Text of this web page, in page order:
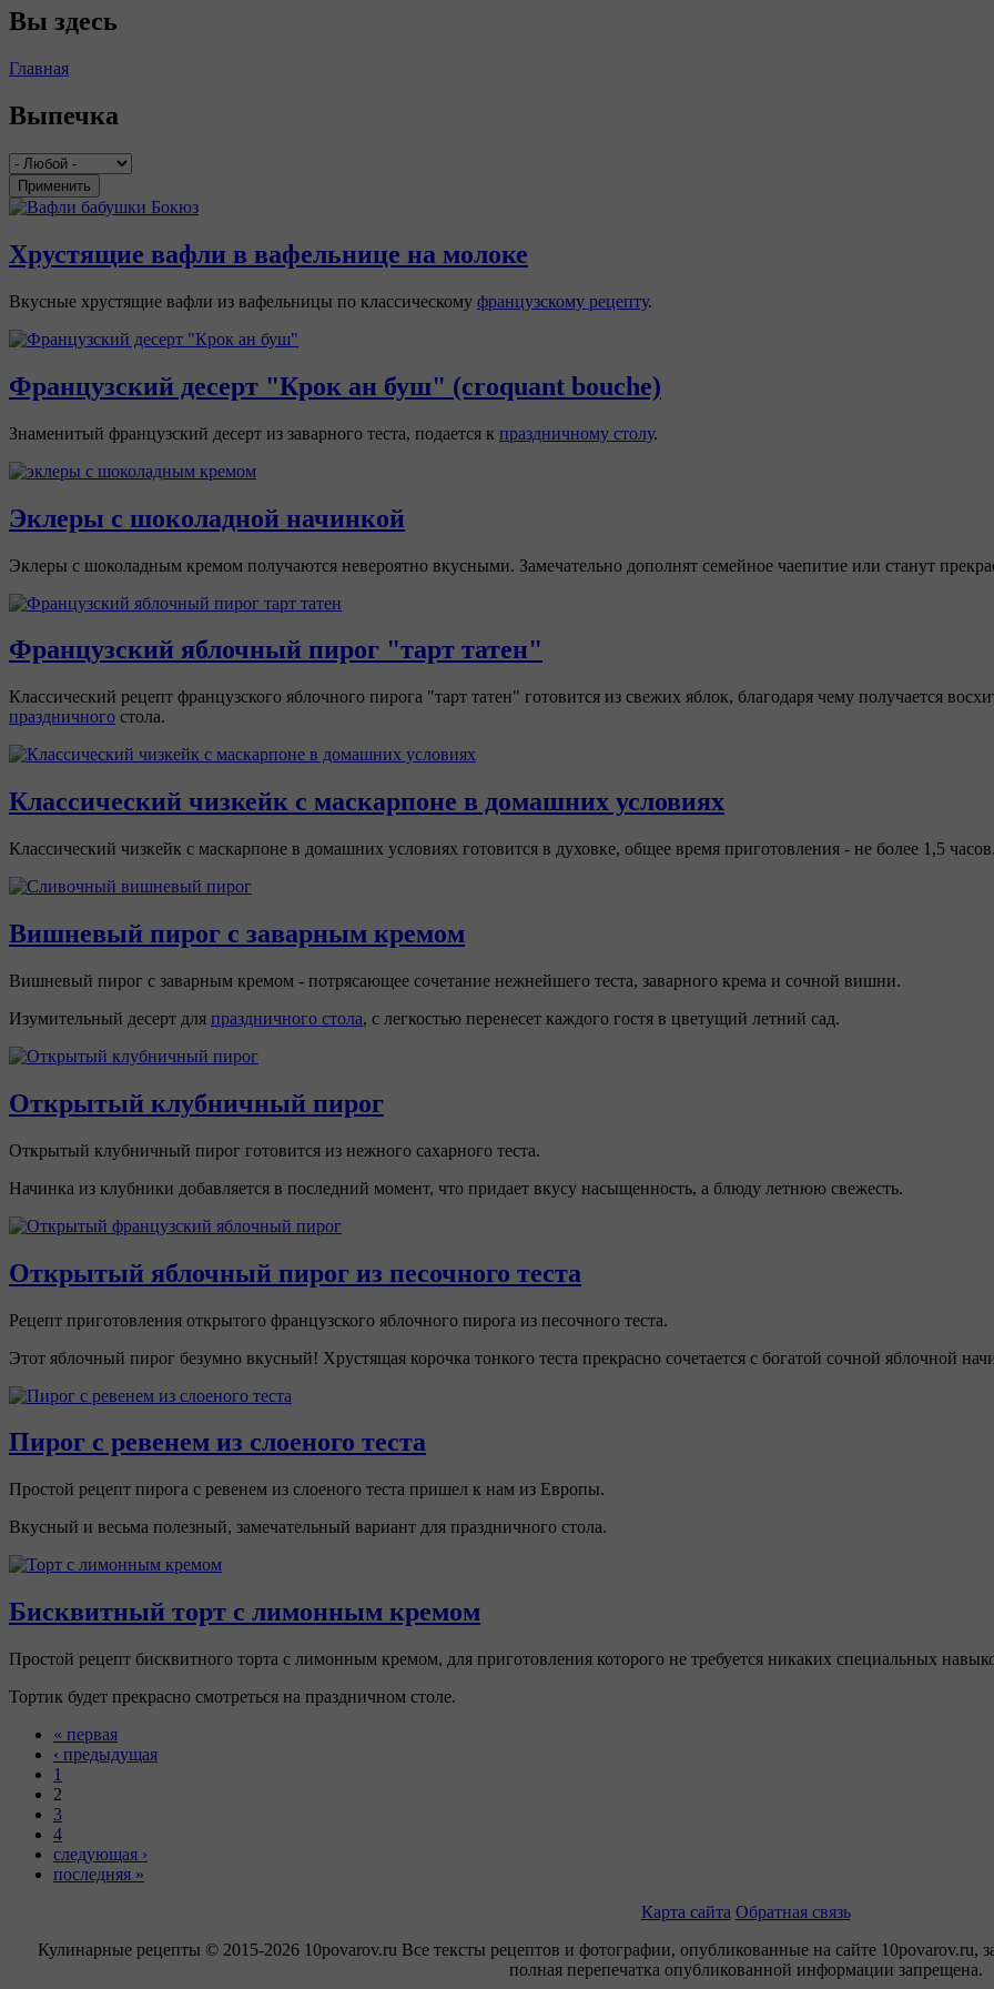
Вы здесь
Главная
Выпечка
Применить
Хрустящие вафли в вафельнице на молоке
Вкусные хрустящие вафли из вафельницы по классическому французскому рецепту.
Французский десерт "Крок ан буш" (croquant bouche)
Знаменитый французский десерт из заварного теста, подается к праздничному столу.
Эклеры с шоколадной начинкой
Эклеры с шоколадным кремом получаются невероятно вкусными. Замечательно дополнят семейное чаепитие или станут
Французский яблочный пирог "тарт татен"
Классический рецепт французского яблочного пирога "тарт татен" готовится из свежих яблок, благодаря чему получается
праздничного стола.
Классический чизкейк с маскарпоне в домашних условиях
Классический чизкейк с маскарпоне в домашних условиях готовится в духовке, общее время приготовления - не более 1,5 часов.
Вишневый пирог с заварным кремом
Вишневый пирог с заварным кремом - потрясающее сочетание нежнейшего теста, заварного крема и сочной вишни.
Изумительный десерт для праздничного стола, с легкостью перенесет каждого гостя в цветущий летний сад.
Открытый клубничный пирог
Открытый клубничный пирог готовится из нежного сахарного теста.
Начинка из клубники добавляется в последний момент, что придает вкусу насыщенность, а блюду летнюю свежесть.
Открытый яблочный пирог из песочного теста
Рецепт приготовления открытого французского яблочного пирога из песочного теста.
Этот яблочный пирог безумно вкусный! Хрустящая корочка тонкого теста прекрасно сочетается с богатой сочной яблочной
Пирог с ревенем из слоеного теста
Простой рецепт пирога с ревенем из слоеного теста пришел к нам из Европы.
Вкусный и весьма полезный, замечательный вариант для праздничного стола.
Бисквитный торт с лимонным кремом
Простой рецепт бисквитного торта с лимонным кремом, для приготовления которого не требуется никаких специальных
Тортик будет прекрасно смотреться на праздничном столе.
« первая
‹ предыдущая
1
2
3
4
следующая ›
последняя »
Карта сайта Обратная связь
Кулинарные рецепты © 2015-2026 10povarov.ru Все тексты рецептов и фотографии, опубликованные на сайте 10povarov.ru,
полная перепечатка опубликованной информации запрещена.